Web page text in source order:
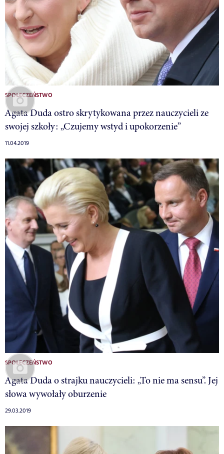
SPOŁECZEŃSTWO
Agata Duda ostro skrytykowana przez nauczycieli ze
swojej szkoły: „Czujemy wstyd i upokorzenie”
11.04.2019
SPOŁECZEŃSTWO
Agata Duda o strajku nauczycieli: „To nie ma sensu”. Jej
słowa wywołały oburzenie
29.03.2019